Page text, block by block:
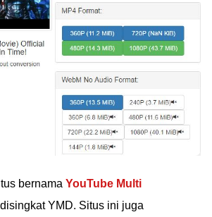
bernama YouTube Multi
YMD. Situs ini juga